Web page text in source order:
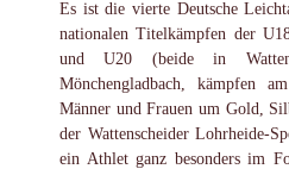
Es ist die vierte Deutsche
nationalen Titelkämpfen der
und U20 (beide in
Mönchengladbach, kämpfen
Männer und Frauen um Gold,
der Wattenscheider Lohrheide-
ein Athlet ganz besonders im